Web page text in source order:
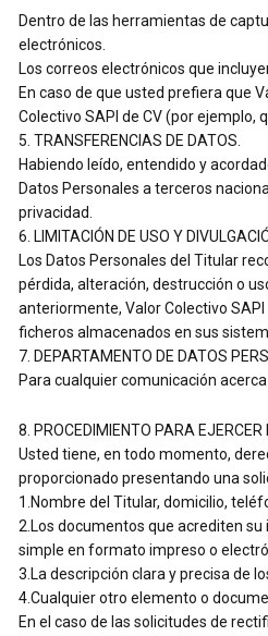
Dentro de las herramientas de
electrónicos.
Los correos electrónicos que
En caso de que usted prefiera que
Colectivo SAPI de CV (por ejemplo,
5. TRANSFERENCIAS DE DATOS.
Habiendo leído, entendido y
Datos Personales a terceros
privacidad.
6. LIMITACIÓN DE USO Y
Los Datos Personales del Titular
pérdida, alteración, destrucción o
anteriormente, Valor Colectivo
ficheros almacenados en sus
7. DEPARTAMENTO DE DATOS
Para cualquier comunicación
8. PROCEDIMIENTO PARA
Usted tiene, en todo momento,
proporcionado presentando una
1.Nombre del Titular, domicilio,
2.Los documentos que acrediten
simple en formato impreso o
3.La descripción clara y precisa de
4.Cualquier otro elemento o
En el caso de las solicitudes de